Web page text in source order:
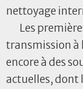
nettoyage
Les
transmission à
encore à des
actuelles, dont